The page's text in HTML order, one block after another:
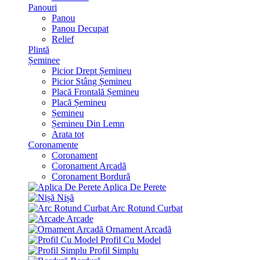
Panouri
Panou
Panou Decupat
Relief
Plintă
Șeminee
Picior Drept Șemineu
Picior Stâng Șemineu
Placă Frontală Șemineu
Placă Șemineu
Șemineu
Șemineu Din Lemn
Arata tot
Coronamente
Coronament
Coronament Arcadă
Coronament Bordură
Aplica De Perete
Nișă
Arc Rotund Curbat
Arcade
Ornament Arcadă
Profil Cu Model
Profil Simplu